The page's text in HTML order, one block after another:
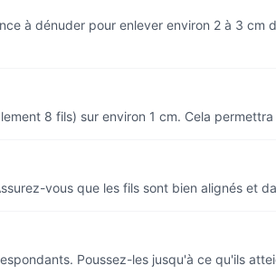
à dénuder pour enlever environ 2 à 3 cm
8 fils) sur environ 1 cm. Cela
vous que les fils sont bien alignés et
Poussez-les jusqu'à ce qu'ils